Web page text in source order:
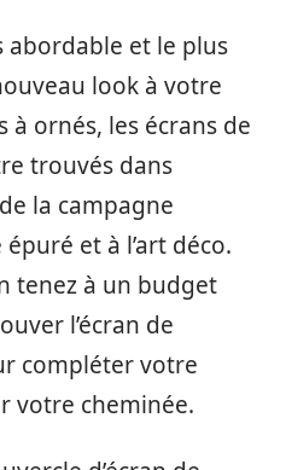
abordable et le plus
look à votre
à ornés, les écrans de
trouvés dans
la campagne
et à l’art déco.
tenez à un budget
l’écran de
compléter votre
votre cheminée.